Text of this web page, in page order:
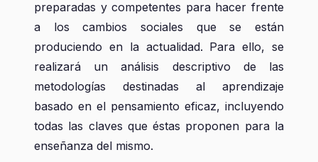
preparadas y competentes para hacer frente
a los cambios sociales que se están
produciendo en la actualidad. Para ello, se
realizará un análisis descriptivo de las
metodologías destinadas al aprendizaje
basado en el pensamiento eficaz, incluyendo
todas las claves que éstas proponen para la
enseñanza del mismo.